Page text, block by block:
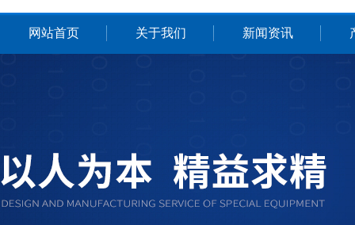
网站首页 关于我们 新闻资讯